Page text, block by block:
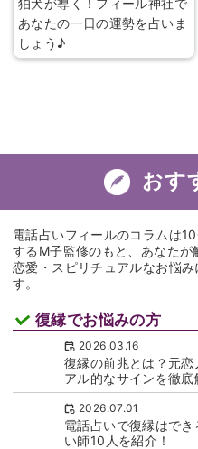
おす
電話占いフィールのコラムは
するM子監修のもと、あなた
恋愛・スピリチュアルなお悩
復縁でお悩みの方
2026.03.16